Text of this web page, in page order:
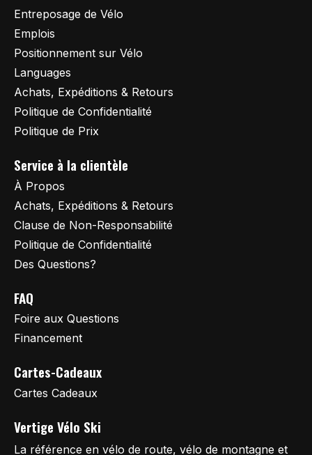
Entreposage de Vélo
Emplois
Positionnement sur Vélo
Languages
Achats, Expéditions & Retours
Politique de Confidentialité
Politique de Prix
Service à la clientèle
À Propos
Achats, Expéditions & Retours
Clause de Non-Responsabilité
Politique de Confidentialité
Des Questions?
FAQ
Foire aux Questions
Financement
Cartes-Cadeaux
Cartes Cadeaux
Vertige Vélo Ski
La référence en vélo de route, vélo de montagne et